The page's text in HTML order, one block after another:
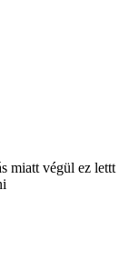
miatt végül ez lettt